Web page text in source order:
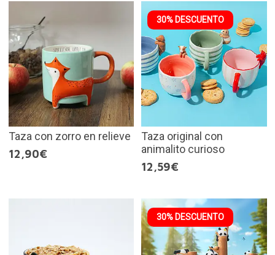
Taza con zorro en relieve
12,90€
30% DESCUENTO
Taza original con
animalito curioso
12,59€
30% DESCUENTO